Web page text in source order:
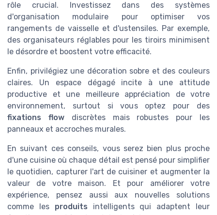
rôle crucial. Investissez dans des systèmes
d'organisation modulaire pour optimiser vos
rangements de vaisselle et d'ustensiles. Par exemple,
des organisateurs réglables pour les tiroirs minimisent
le désordre et boostent votre efficacité.
Enfin, privilégiez une décoration sobre et des couleurs
claires. Un espace dégagé incite à une attitude
productive et une meilleure appréciation de votre
environnement, surtout si vous optez pour des
fixations flowdiscrètes mais robustes pour les
panneaux et accroches murales.
En suivant ces conseils, vous serez bien plus proche
d'une cuisine où chaque détail est pensé pour simplifier
le quotidien, capturer l'art de cuisiner et augmenter la
valeur de votre maison. Et pour améliorer votre
expérience, pensez aussi aux nouvelles solutions
comme les produits intelligents qui adaptent leur